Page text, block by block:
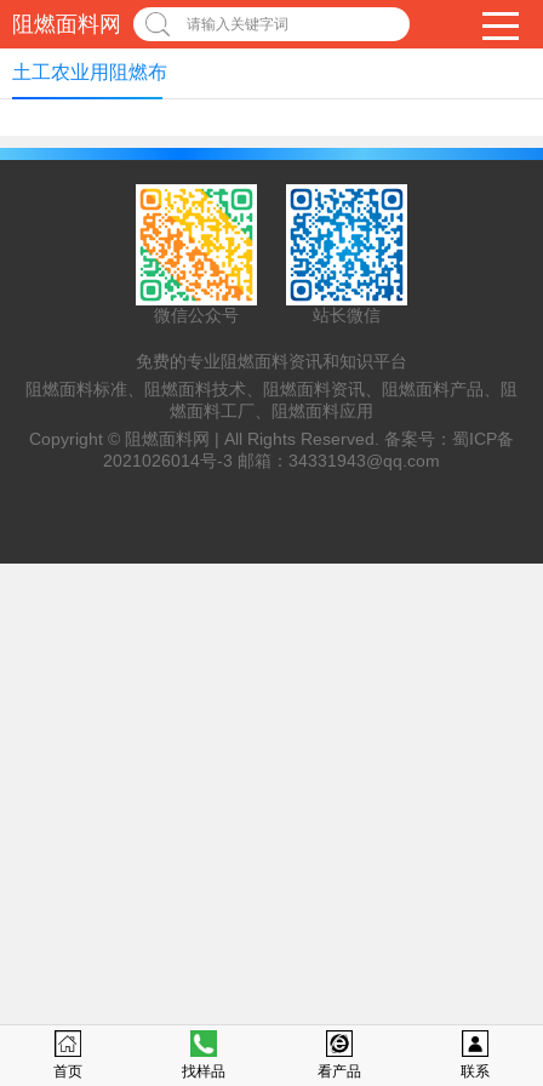
阻燃面料网 请输入关键字词
土工农业用阻燃布
微信公众号 站长微信
免费的专业阻燃面料资讯和知识平台
阻燃面料标准、阻燃面料技术、阻燃面料资讯、阻燃面料产品、阻
燃面料工厂、阻燃面料应用
Copyright © 阻燃面料网 | All Rights Reserved. 备案号： 蜀ICP备
2021026014号-3 邮箱： 34331943@qq.com
首页 找样品 看产品 联系